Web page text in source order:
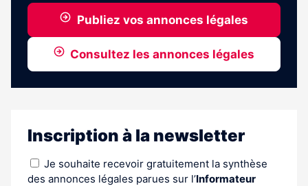
Publiez vos annonces légales
Consultez les annonces légales
Inscription à la newsletter
Je souhaite recevoir gratuitement la synthèse
des annonces légales parues sur l’Informateur